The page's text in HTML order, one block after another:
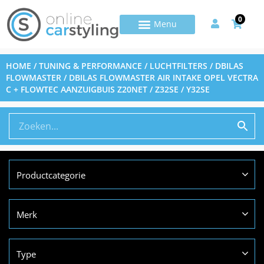
0
HOME /TUNING & PERFORMANCE / LUCHTFILTERS / DBILAS
FLOWMASTER / DBILAS FLOWMASTER AIR INTAKE OPEL VECTRA
C + FLOWTEC AANZUIGBUIS Z20NET / Z32SE / Y32SE
Productcategorie
Merk
Type